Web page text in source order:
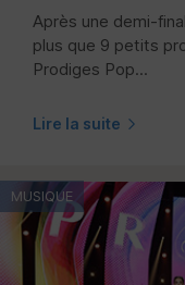
Après une demi-
plus que 9 petits
Prodiges Pop...
Lire la suite
MUSIQUE